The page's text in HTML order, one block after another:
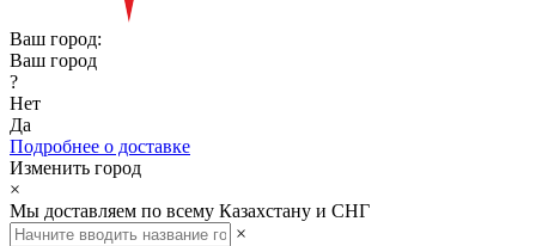
Ваш город:
Ваш город
?
Нет
Да
Подробнее о доставке
Изменить город
×
Мы доставляем по всему Казахстану и СНГ
×